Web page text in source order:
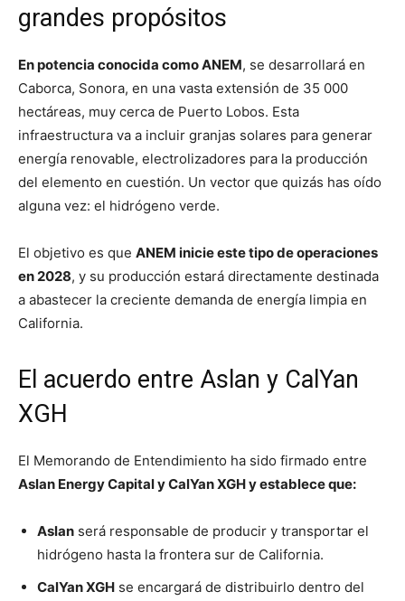
grandes propósitos
En potencia conocida como ANEM, se desarrollará en
Caborca, Sonora, en una vasta extensión de 35 000
hectáreas, muy cerca de Puerto Lobos. Esta
infraestructura va a incluir granjas solares para generar
energía renovable, electrolizadores para la producción
del elemento en cuestión. Un vector que quizás has oído
alguna vez: el hidrógeno verde.
El objetivo es que ANEM inicie este tipo de operaciones
en 2028, y su producción estará directamente destinada
a abastecer la creciente demanda de energía limpia en
California.
El acuerdo entre Aslan y CalYan
XGH
El Memorando de Entendimiento ha sido firmado entre
Aslan Energy Capital y CalYan XGH y establece que:
Aslan será responsable de producir y transportar el
hidrógeno hasta la frontera sur de California.
CalYan XGH se encargará de distribuirlo dentro del